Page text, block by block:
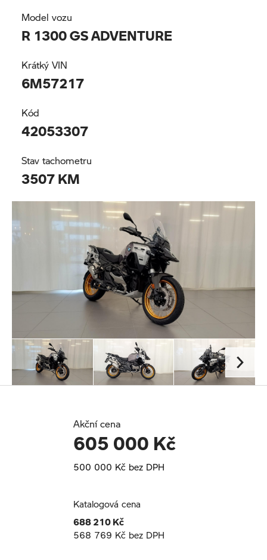
Premium Selection
Testovací jízdy Motorrad
Motopůjčovna
Motokalendář
Model vozu
R 1300 GS ADVENTURE
Krátký VIN
6M57217
Kód
42053307
Stav tachometru
3507 KM
Akční cena
605 000 Kč
500 000 Kč bez DPH
Katalogová cena
688 210 Kč
568 769 Kč bez DPH